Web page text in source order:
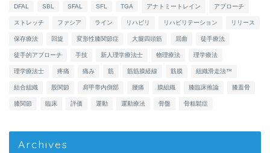
DFAL SBL SFAL SFL TGA アナトミートレイン アプローチ
ストレッチ ファシア ライン リハビリ リハビリテーション リリース
保存療法 回旋 変形性膝関節症 大腿四頭筋 屈曲 徒手療法
徒手的アプローチ 手技 新人理学療法士 物理療法 理学療法
理学療法士 疼痛 痛み 筋 筋筋膜経線 筋膜 組織滑走法™
結合組織 股関節 肩甲帯内側部 腰痛 膜組織 膝臨床推論 膝蓋骨
膝関節 臨床 評価 運動 運動療法 骨盤 骨粗鬆症
Archives